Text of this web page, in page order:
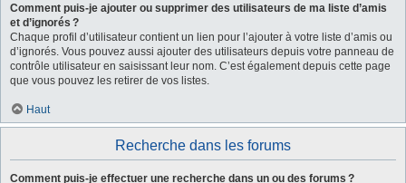
Comment puis-je ajouter ou supprimer des utilisateurs de ma liste d’amis
et d’ignorés ?
Chaque profil d’utilisateur contient un lien pour l’ajouter à votre liste d’amis ou
d’ignorés. Vous pouvez aussi ajouter des utilisateurs depuis votre panneau de
contrôle utilisateur en saisissant leur nom. C’est également depuis cette page
que vous pouvez les retirer de vos listes.
Haut
Recherche dans les forums
Comment puis-je effectuer une recherche dans un ou des forums ?